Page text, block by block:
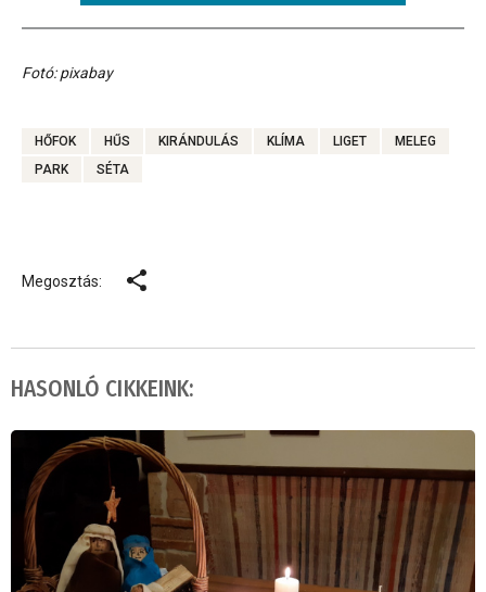
Fotó: pixabay
HŐFOK HŰS KIRÁNDULÁS KLÍMA LIGET
MELEG
PARK
SÉTA
Megosztás:
HASONLÓ CIKKEINK: